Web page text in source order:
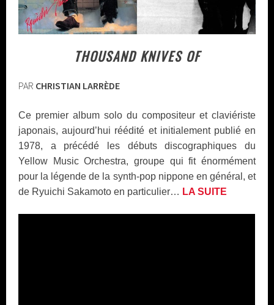
THOUSAND KNIVES OF
PAR CHRISTIAN LARRÈDE
Ce premier album solo du compositeur et claviériste
japonais, aujourd’hui réédité et initialement publié en
1978, a précédé les débuts discographiques du
Yellow Music Orchestra, groupe qui fit énormément
pour la légende de la synth-pop nippone en général, et
de Ryuichi Sakamoto en particulier… LA SUITE